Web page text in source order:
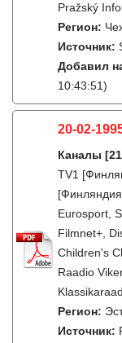
Pražský
Регион:
Источник:
Добавил
10:43:51)
20-02-
Каналы
TV1
Eurosport,
Filmnet+,
Children's
Raadio
Регион:
Источник: